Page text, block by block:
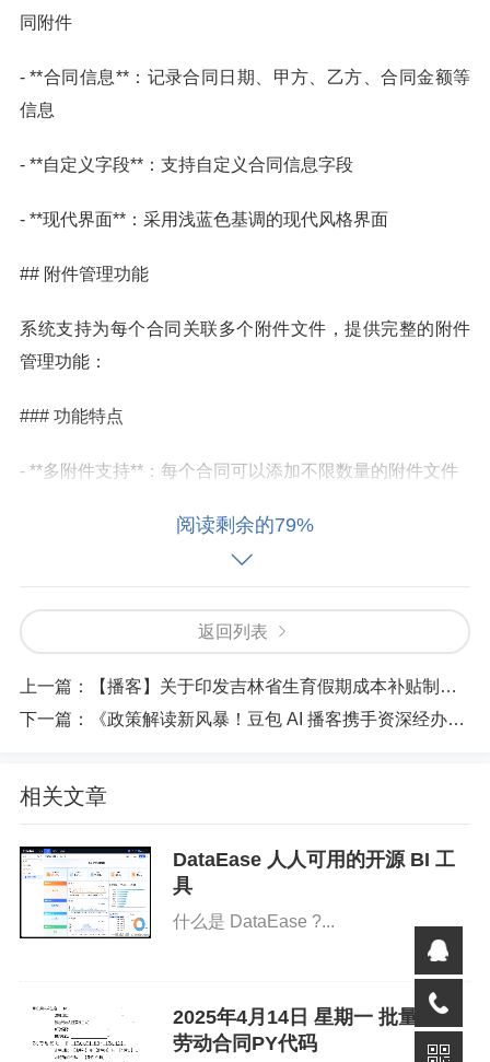
同附件
- **合同信息**：记录合同日期、甲方、乙方、合同金额等
信息
- **自定义字段**：支持自定义合同信息字段
- **现代界面**：采用浅蓝色基调的现代风格界面
## 附件管理功能
系统支持为每个合同关联多个附件文件，提供完整的附件
管理功能：
### 功能特点
- **多附件支持**：每个合同可以添加不限数量的附件文件
- **批量导入**：支持从文件夹批量导入多个附件
- **附件描述**：为每个附件添加详细描述说明
- **文件预览**：显示附件类型图标和文件大小信息
- **权限控制**：基于合同状态控制附件的编辑权限
### 附件功能使用
1. 在合同详情页面选择"附件"选项卡查看合同的附件列表
3. 点击"批量添加"按钮选择文件夹进行批量导入
阅读剩余的79%
返回列表
上一篇：
【播客】关于印发吉林省生育假期成本补贴制度实施细则的通知 群主解读
下一篇：
《政策解读新风暴！豆包 AI 播客携手资深经办人，点燃学习引擎》
相关文章
DataEase 人人可用的开源 BI 工
具
什么是 DataEase ?...
2025年4月14日 星期一 批量生成
劳动合同PY代码